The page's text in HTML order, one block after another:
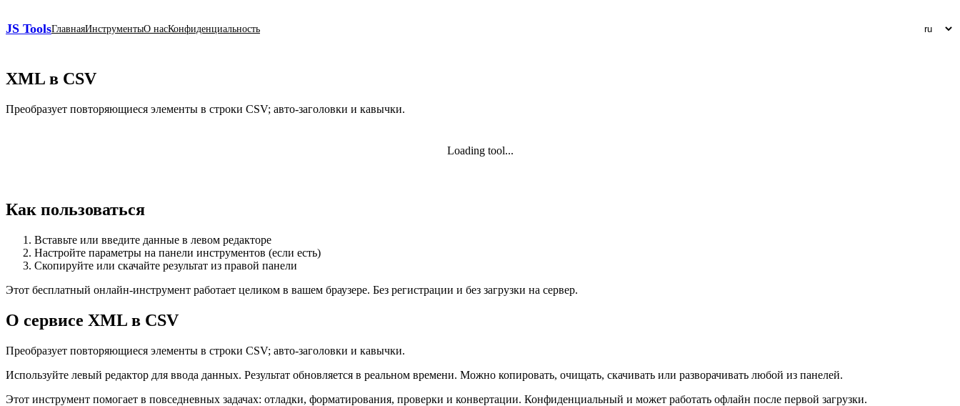
JS ToolsГлавнаяИнструментыО насКонфиденциальность
XML в CSV
Преобразует повторяющиеся элементы в строки CSV; авто‑заголовки и кавычки.
Loading tool...
Как пользоваться
Вставьте или введите данные в левом редакторе
Настройте параметры на панели инструментов (если есть)
Скопируйте или скачайте результат из правой панели
Этот бесплатный онлайн‑инструмент работает целиком в вашем браузере. Без регистрации и без загрузки на сервер.
О сервисе XML в CSV
Преобразует повторяющиеся элементы в строки CSV; авто‑заголовки и кавычки.
Используйте левый редактор для ввода данных. Результат обновляется в реальном времени. Можно копировать, очищать, скачивать или разворачивать любой из панелей.
Этот инструмент помогает в повседневных задачах: отладки, форматирования, проверки и конвертации. Конфиденциальный и может работать офлайн после первой загрузки.